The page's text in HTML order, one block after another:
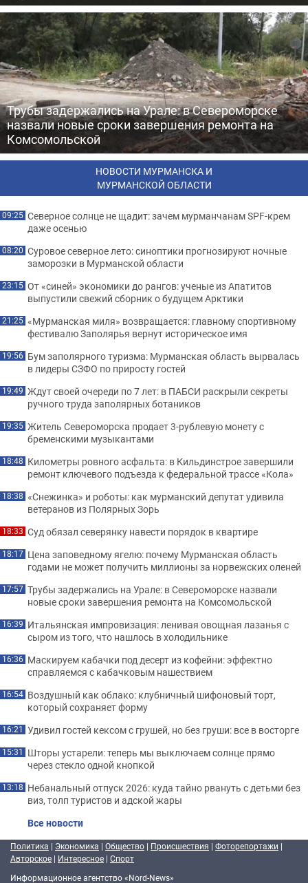
Трубы задержались на Урале: в Североморске
назвали новые сроки завершения ремонта на
Комсомольской
НОВОСТИ МУРМАНСКА И
МУРМАНСКОЙ ОБЛАСТИ
09:25 Северное солнце не щадит: зачем мурманчанам SPF-крем
даже осенью
08:20 Суровое северное лето: синоптики прогнозируют ночные
заморозки в Мурманской области
23:15 От «синей» экономики до рангов: ученые из Апатитов
выпустили свежий сборник о будущем Арктики
21:25 «Мурманская миля» возвращается: главному спортивному
фестивалю Заполярья вернут историческое имя
19:56 Бум заполярного туризма: Мурманская область вырвалась
в лидеры СЗФО по приросту гостей
19:49 Ждут своей очереди по 7 лет: в ПАБСИ раскрыли секреты
ручного труда заполярных ботаников
19:35 Житель Североморска продает 3-рублевую монету с
бременскими музыкантами
18:48 Километры ровного асфальта: в Кильдинстрое завершили
ремонт ключевого подъезда к федеральной трассе «Кола»
18:38 «Снежинка» и роботы: как мурманский депутат удивила
ветеранов из Полярных Зорь
18:33 Суд обязал северянку навести порядок в квартире
18:17 Цена заповедному ягелю: почему Мурманская область
годами не может получить миллионы за норвежских оленей
17:57 Трубы задержались на Урале: в Североморске назвали
новые сроки завершения ремонта на Комсомольской
16:39 Итальянская импровизация: ленивая овощная лазанья с
сыром из того, что нашлось в холодильнике
16:36 Маскируем кабачки под десерт из кофейни: эффектно
справляемся с кабачковым нашествием
16:54 Воздушный как облако: клубничный шифоновый торт,
который сохраняет форму
16:21 Удивил гостей кексом с грушей, но без груши: все в восторге
15:31 Шторы устарели: теперь мы выключаем солнце прямо
через стекло одной кнопкой
13:18 Небанальный отпуск 2026: куда тайно рвануть с детьми без
виз, толп туристов и адской жары
Все новости
Политика | Экономика | Общество | Происшествия | Фоторепортажи |
Авторское | Интересное | Спорт
Информационное агентство «Nord-News»